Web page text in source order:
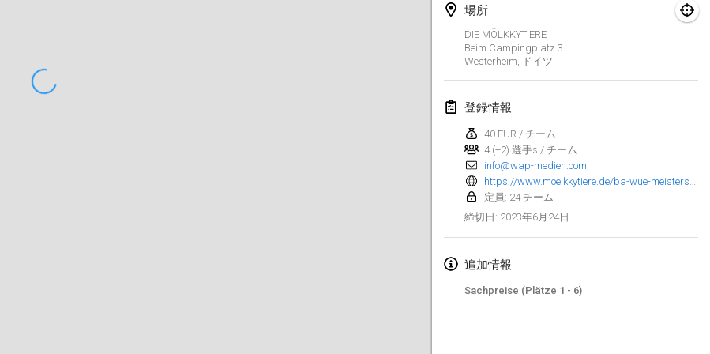
場所
DIE MÖLKKYTIERE
Beim Campingplatz 3
Westerheim
ドイツ
登録情報
40 EUR / チーム
4 (+2) 選手s / チーム
info@wap-medien.com
定員: 24 チーム
締切日 : 2023年6月24日
追加情報
Sachpreise (Plätze 1 - 6)
2023年2月
Open Grégorien
2023年2月4日
SingeliDuppeli
2023年2月4日 フィンランド
2023年2月11日|フィンランド
2023年2月18日